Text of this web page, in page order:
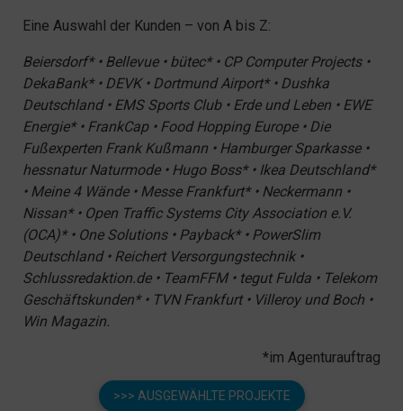
Eine Auswahl der Kunden – von A bis Z:
Beiersdorf* • Bellevue • bütec* • CP Computer Projects •
DekaBank* • DEVK • Dortmund Airport* • Dushka
Deutschland • EMS Sports Club • Erde und Leben • EWE
Energie* • FrankCap • Food Hopping Europe • Die
Fußexperten Frank Kußmann • Hamburger Sparkasse •
hessnatur Naturmode • Hugo Boss* • Ikea Deutschland*
• Meine 4 Wände • Messe Frankfurt* • Neckermann •
Nissan* • Open Traffic Systems City Association e.V.
(OCA)* • One Solutions • Payback* • PowerSlim
Deutschland • Reichert Versorgungstechnik •
Schlussredaktion.de • TeamFFM • tegut Fulda • Telekom
Geschäftskunden* • TVN Frankfurt • Villeroy und Boch •
Win Magazin.
*im Agenturauftrag
>>> AUSGEWÄHLTE PROJEKTE